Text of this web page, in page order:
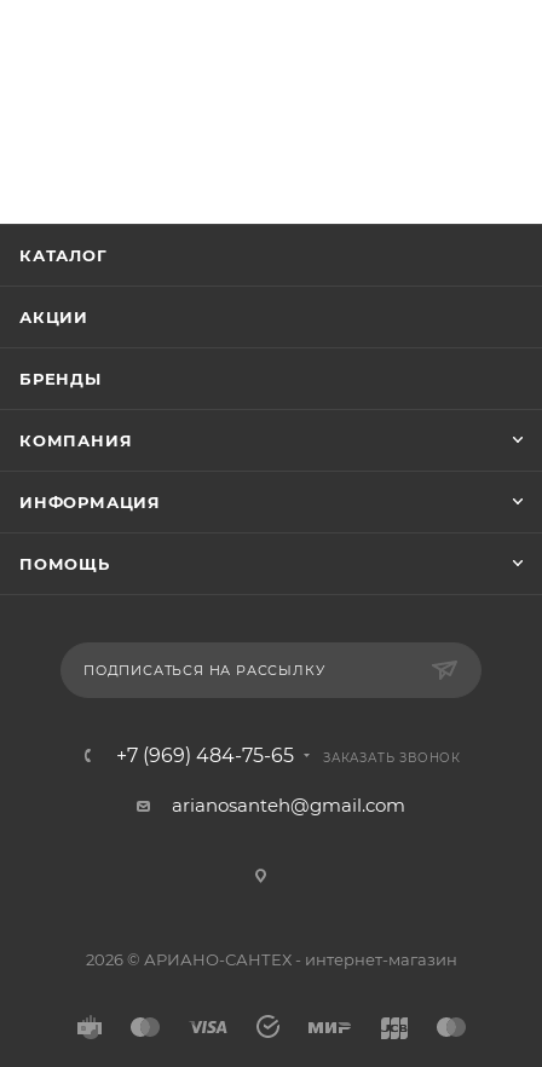
КАТАЛОГ
АКЦИИ
БРЕНДЫ
КОМПАНИЯ
ИНФОРМАЦИЯ
ПОМОЩЬ
ПОДПИСАТЬСЯ НА РАССЫЛКУ
+7 (969) 484-75-65 ЗАКАЗАТЬ ЗВОНОК
arianosanteh@gmail.com
2026 © АРИАНО-САНТЕХ - интернет-магазин